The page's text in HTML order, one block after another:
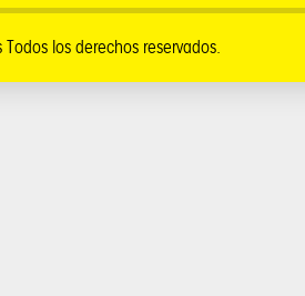
los derechos reservados.